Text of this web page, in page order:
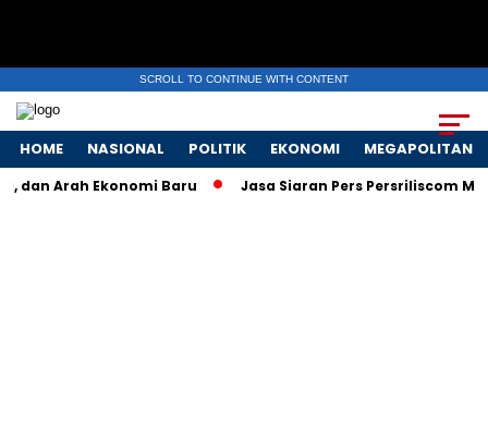
SCROLL TO CONTINUE WITH CONTENT
HOME NASIONAL POLITIK EKONOMI MEGAPOLITAN
Arah Ekonomi Baru Jasa Siaran Pers Persriliscom